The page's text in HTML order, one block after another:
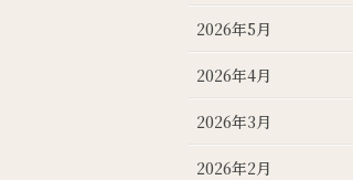
2026年5月
2026年4月
2026年3月
2026年2月